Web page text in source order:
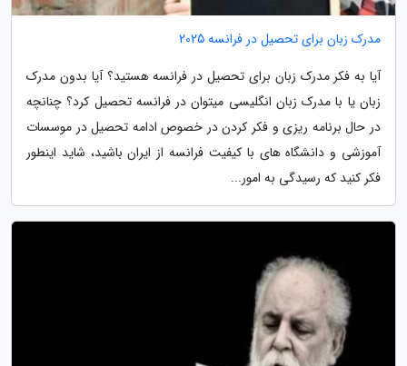
مدرک زبان برای تحصیل در فرانسه 2025
آیا به فکر مدرک زبان برای تحصیل در فرانسه هستید؟ آیا بدون مدرک
زبان یا با مدرک زبان انگلیسی میتوان در فرانسه تحصیل کرد؟ چنانچه
در حال برنامه ریزی و فکر کردن در خصوص ادامه تحصیل در موسسات
آموزشی و دانشگاه های با کیفیت فرانسه از ایران باشید، شاید اینطور
فکر کنید که رسیدگی به امور...